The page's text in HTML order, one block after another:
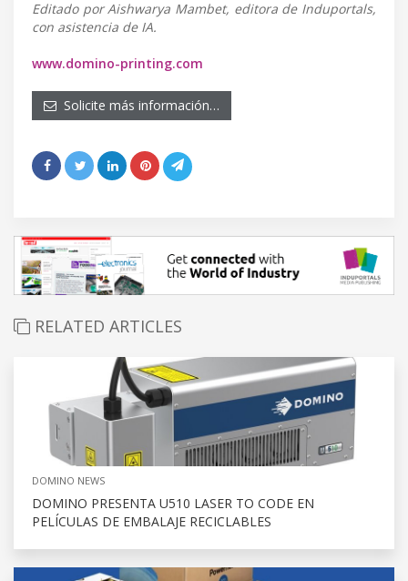
Editado por Aishwarya Mambet, editora de Induportals,
con asistencia de IA.
www.domino-printing.com
Solicite más información…
RELATED ARTICLES
DOMINO NEWS
DOMINO PRESENTA U510 LASER TO CODE EN
PELÍCULAS DE EMBALAJE RECICLABLES